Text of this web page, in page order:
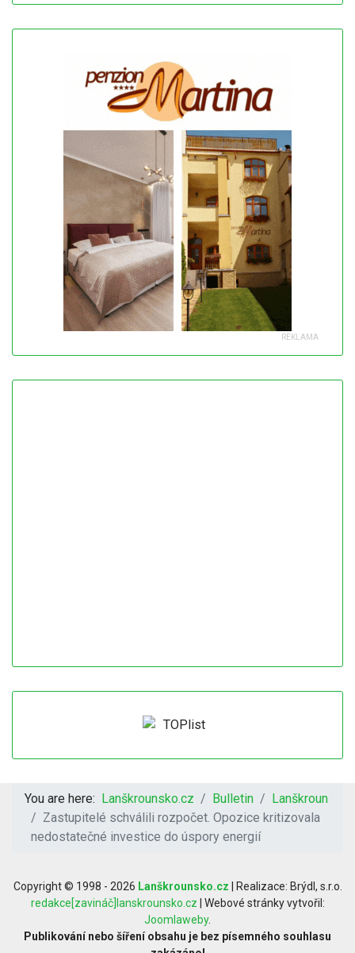
You are here: Lanškrounsko.cz Bulletin
Lanškroun
Zastupitelé schválili rozpočet. Opozice kritizovala
nedostatečné investice do úspory energií
Copyright © 1998 - 2026 Lanškrounsko.cz
| Realizace: Brýdl, s.r.o.
redakce[zavináč]lanskrounsko.cz | Webové stránky vytvořil:
Joomlaweby.
Publikování nebo šíření obsahu je bez písemného souhlasu